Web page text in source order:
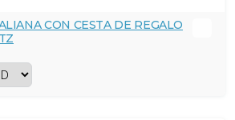
CON CESTA DE REGALO